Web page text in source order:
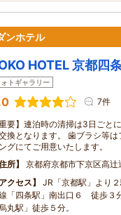
ンホテル
HOTEL 京都四
ォトギャラリー
7件
重要】連泊時の清掃は3日ごと
換となります。 歯ブラシ等
グにてご用意いたします。
所
京都府京都市下京区高
アクセス
JR「京都駅」より
「四条駅」南出口６ 徒歩３
烏丸駅」徒歩５分。